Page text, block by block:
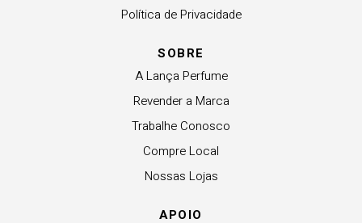
Política de Privacidade
SOBRE
A Lança Perfume
Revender a Marca
Trabalhe Conosco
Compre Local
Nossas Lojas
APOIO